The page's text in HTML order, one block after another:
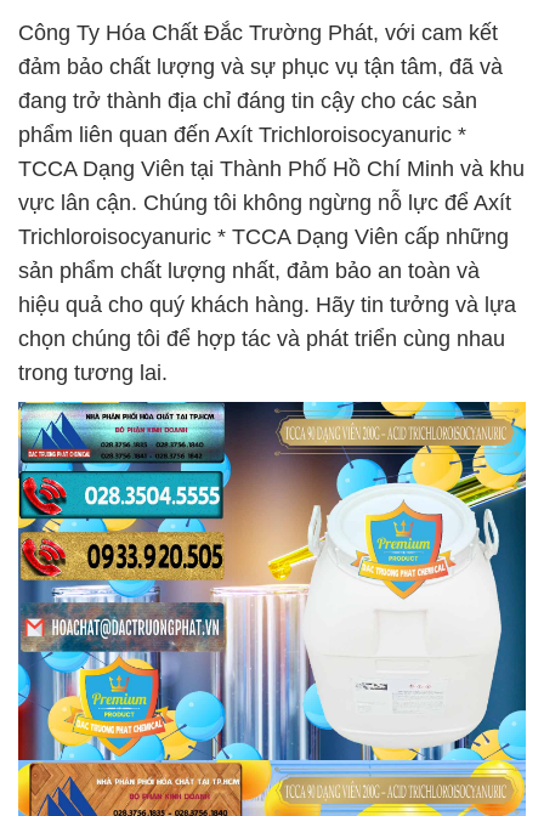
Công Ty Hóa Chất Đắc Trường Phát, với cam kết
đảm bảo chất lượng và sự phục vụ tận tâm, đã và
đang trở thành địa chỉ đáng tin cậy cho các sản
phẩm liên quan đến Axít Trichloroisocyanuric *
TCCA Dạng Viên tại Thành Phố Hồ Chí Minh và khu
vực lân cận. Chúng tôi không ngừng nỗ lực để Axít
Trichloroisocyanuric * TCCA Dạng Viên cấp những
sản phẩm chất lượng nhất, đảm bảo an toàn và
hiệu quả cho quý khách hàng. Hãy tin tưởng và lựa
chọn chúng tôi để hợp tác và phát triển cùng nhau
trong tương lai.